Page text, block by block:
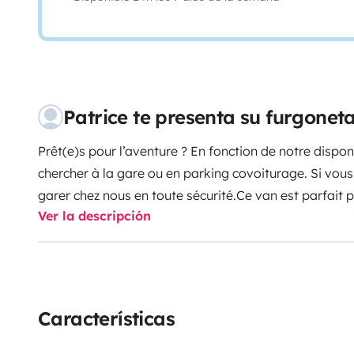
Patrice te presenta su
Prêt(e)s pour l’aventure ? En fonction de notre
chercher à la gare ou en parking covoiturage. Si
garer chez nous en toute sécurité.Ce van est parfait
disponibles). Nous ne le louons pas pour 4 personnes.
avoir l'habitude de la boîte automatique : 150 ch,
vous rechargerez vos portables en toute tranquillité !
Ver la descripción
Características